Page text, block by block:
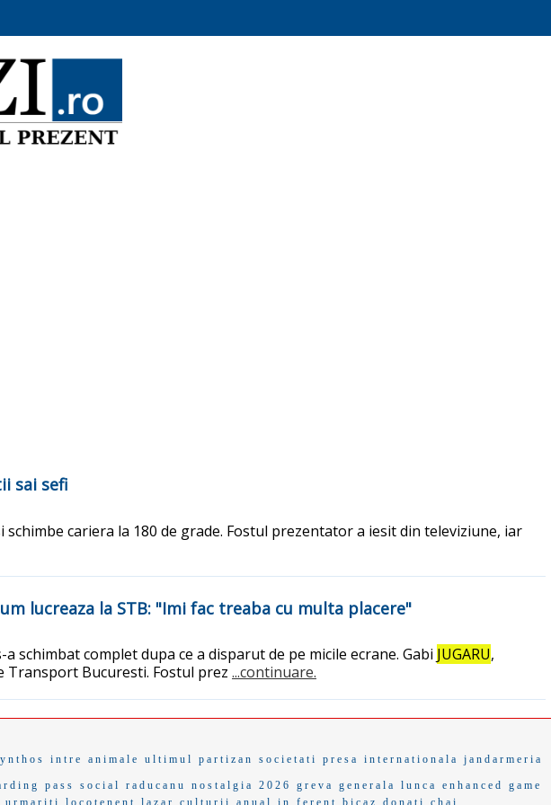
sai sefi
schimbe cariera la 180 de grade. Fostul prezentator a iesit din televiziune, iar
lucreaza la STB: "Imi fac treaba cu multa placere"
schimbat complet dupa ce a disparut de pe micile ecrane. Gabi JUGARU,
Transport Bucuresti. Fostul prez ...continuare.
intre animale ultimul partizan societati presa internationala jandarmeria
pass social raducanu nostalgia 2026 greva generala lunca
enhanced game
urmariti locotenent lazar culturii anual in ferent bicaz donati chai